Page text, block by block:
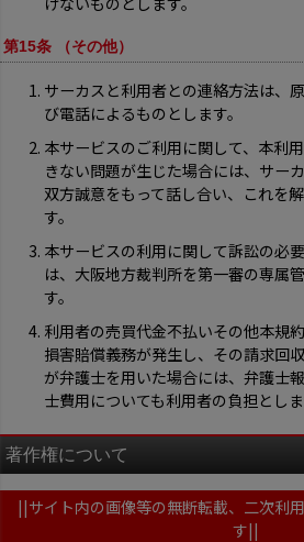
第15条 （その他）
サーカスと利用者との連絡方法は、
び電話によるものとします。
本サービスのご利用に関して、本利
きない問題が生じた場合には、サー
双方誠意をもって話し合い、これを
す。
本サービスの利用に関して訴訟の必
は、大阪地方裁判所を第一審の専属
す。
利用者の売買代金不払いその他本規
損害賠償義務が発生し、その請求回
が弁護士を用いた場合には、弁護士
士費用についても利用者の負担としま
著作権について
||サイト内の画像等の無断転載、二次利
す||